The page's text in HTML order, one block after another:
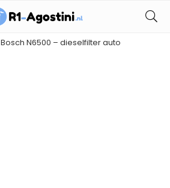
Bosch N6500 – dieselfilter auto